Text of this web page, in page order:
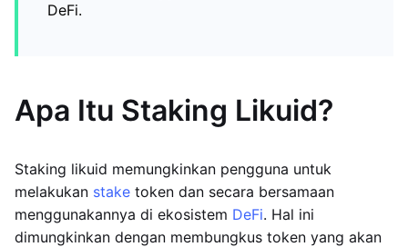
DeFi.
Apa Itu Staking Likuid?
Staking likuid memungkinkan pengguna untuk
melakukan stake token dan secara bersamaan
menggunakannya di ekosistem DeFi. Hal ini
dimungkinkan dengan membungkus token yang akan